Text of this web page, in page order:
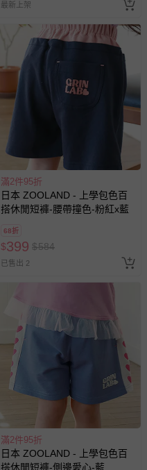
最新上架
滿2件95折
日本 ZOOLAND - 上學包色百
搭休閒短褲-腰帶撞色-粉紅x藍
68折
$399 $584
已售出 2
滿2件95折
日本 ZOOLAND - 上學包色百
搭休閒短褲-側邊愛心-藍